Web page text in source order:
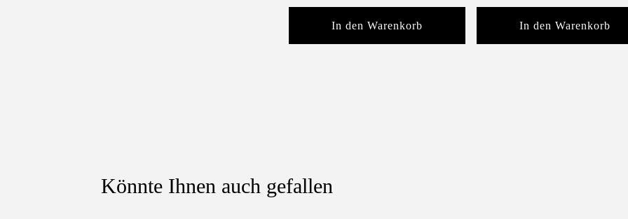
In den Warenkorb In den Warenkorb
Könnte Ihnen auch gefallen